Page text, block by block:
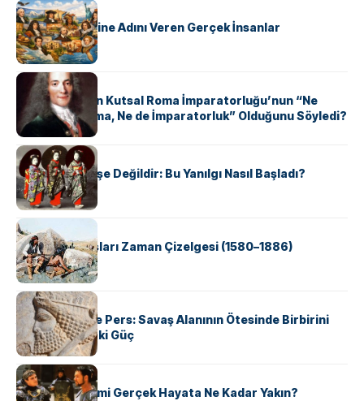
KÜLTÜR
ABD Eyaletlerine Adını Veren Gerçek İnsanlar
KÜLTÜR
Voltaire Neden Kutsal Roma İmparatorluğu’nun “Ne
Kutsal, Ne Roma, Ne de İmparatorluk” Olduğunu Söyledi?
KÜLTÜR
Geyşalar Fahişe Değildir: Bu Yanılgı Nasıl Başladı?
KÜLTÜR
Apache Savaşları Zaman Çizelgesi (1580–1886)
KÜLTÜR
Antik Yunan ve Pers: Savaş Alanının Ötesinde Birbirini
Şekillendiren İki Güç
KÜLTÜR
‘Gladiator’ Filmi Gerçek Hayata Ne Kadar Yakın?